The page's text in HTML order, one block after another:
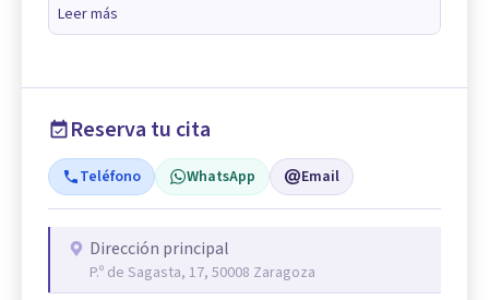
Leer más
Reserva tu cita
Teléfono WhatsApp Email
Dirección principal
P.º de Sagasta, 17, 50008 Zaragoza